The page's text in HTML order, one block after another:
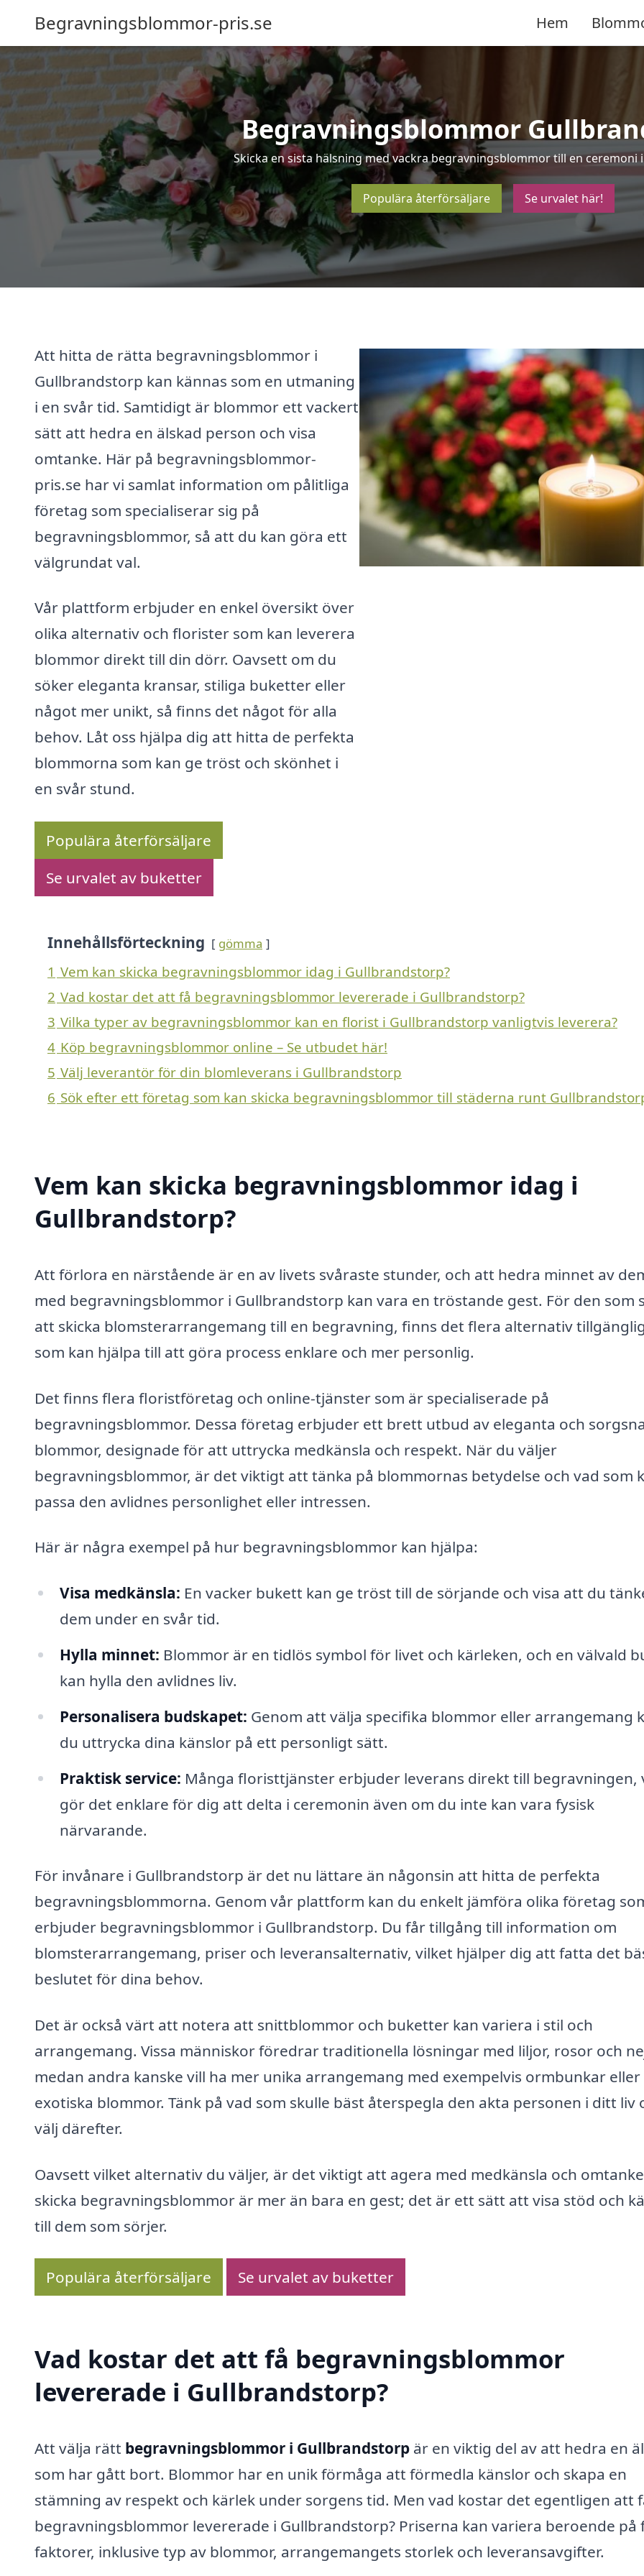
Begravningsblommor-pris.se Hem
Begravningsblommor
Skicka en sista hälsning med vackra begravningsblommor till en ceremoni
Populära återförsäljare Se urvalet här!
Att hitta de rätta begravningsblommor i
Gullbrandstorp kan kännas som en utmaning
i en svår tid. Samtidigt är blommor ett vackert
sätt att hedra en älskad person och visa
omtanke. Här på begravningsblommor-
pris.se har vi samlat information om pålitliga
företag som specialiserar sig på
begravningsblommor, så att du kan göra ett
välgrundat val.
Vår plattform erbjuder en enkel översikt över
olika alternativ och florister som kan leverera
blommor direkt till din dörr. Oavsett om du
söker eleganta kransar, stiliga buketter eller
något mer unikt, så finns det något för alla
behov. Låt oss hjälpa dig att hitta de perfekta
blommorna som kan ge tröst och skönhet i
en svår stund.
Populära återförsäljare
Se urvalet av buketter
Innehållsförteckning gömma
1 Vem kan skicka begravningsblommor idag i Gullbrandstorp?
2 Vad kostar det att få begravningsblommor levererade i Gullbrandstorp?
3 Vilka typer av begravningsblommor kan en florist i Gullbrandstorp vanligtvis leverera?
4 Köp begravningsblommor online – Se utbudet här!
5 Välj leverantör för din blomleverans i Gullbrandstorp
6 Sök efter ett företag som kan skicka begravningsblommor till städerna runt
Vem kan skicka begravningsblommor idag i
Gullbrandstorp?
Att förlora en närstående är en av livets svåraste stunder, och att hedra minnet av
med begravningsblommor i Gullbrandstorp kan vara en tröstande gest. För den som
att skicka blomsterarrangemang till en begravning, finns det flera alternativ
som kan hjälpa till att göra process enklare och mer personlig.
Det finns flera floristföretag och online-tjänster som är specialiserade på
begravningsblommor. Dessa företag erbjuder ett brett utbud av eleganta och
blommor, designade för att uttrycka medkänsla och respekt. När du väljer
begravningsblommor, är det viktigt att tänka på blommornas betydelse och vad som
passa den avlidnes personlighet eller intressen.
Här är några exempel på hur begravningsblommor kan hjälpa:
Visa medkänsla: En vacker bukett kan ge tröst till de sörjande och visa att du
dem under en svår tid.
Hylla minnet: Blommor är en tidlös symbol för livet och kärleken, och en välvald
kan hylla den avlidnes liv.
Personalisera budskapet: Genom att välja specifika blommor eller arrangemang
du uttrycka dina känslor på ett personligt sätt.
Praktisk service: Många floristtjänster erbjuder leverans direkt till begravningen,
gör det enklare för dig att delta i ceremonin även om du inte kan vara fysisk
närvarande.
För invånare i Gullbrandstorp är det nu lättare än någonsin att hitta de perfekta
begravningsblommorna. Genom vår plattform kan du enkelt jämföra olika företag
erbjuder begravningsblommor i Gullbrandstorp. Du får tillgång till information om
blomsterarrangemang, priser och leveransalternativ, vilket hjälper dig att fatta det
beslutet för dina behov.
Det är också värt att notera att snittblommor och buketter kan variera i stil och
arrangemang. Vissa människor föredrar traditionella lösningar med liljor, rosor och
medan andra kanske vill ha mer unika arrangemang med exempelvis ormbunkar eller
exotiska blommor. Tänk på vad som skulle bäst återspegla den akta personen i ditt liv
välj därefter.
Oavsett vilket alternativ du väljer, är det viktigt att agera med medkänsla och
skicka begravningsblommor är mer än bara en gest; det är ett sätt att visa stöd och
till dem som sörjer.
Populära återförsäljare Se urvalet av buketter
Vad kostar det att få begravningsblommor
levererade i Gullbrandstorp?
Att välja rätt begravningsblommor i Gullbrandstorp är en viktig del av att hedra en
som har gått bort. Blommor har en unik förmåga att förmedla känslor och skapa en
stämning av respekt och kärlek under sorgens tid. Men vad kostar det egentligen att
begravningsblommor levererade i Gullbrandstorp? Priserna kan variera beroende på
faktorer, inklusive typ av blommor, arrangemangets storlek och leveransavgifter.